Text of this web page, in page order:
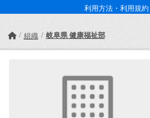
利用方法・利用規約
組織 岐阜県 健康福祉部